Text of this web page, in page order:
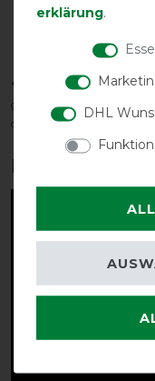
*Der tatsächliche
geschoren/ungeschoren -
des Pferdes
Produktvideo:
erklärung.
DHL